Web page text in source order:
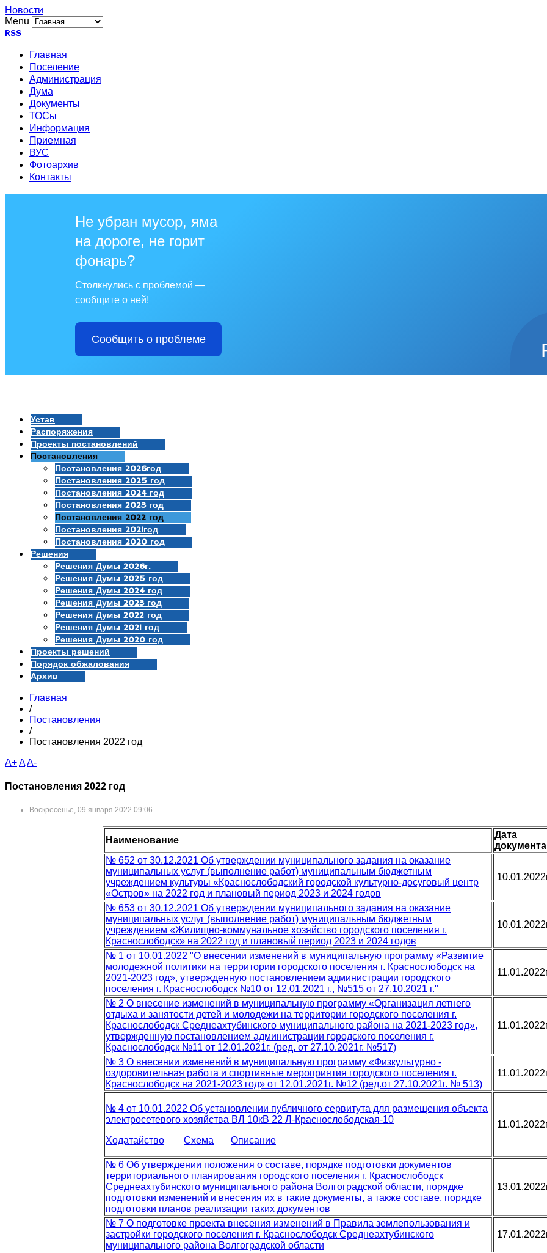
Новости
Menu
RSS
Главная
Поселение
Администрация
Дума
Документы
ТОСы
Информация
Приемная
ВУС
Фотоархив
Контакты
Не убран мусор, яма
на дороге, не горит
фонарь?
Столкнулись с проблемой —
сообщите о ней!
Сообщить о проблеме
Устав
Распоряжения
Проекты постановлений
Постановления
Постановления 2026год
Постановления 2025 год
Постановления 2024 год
Постановления 2023 год
Постановления 2022 год
Постановления 2021год
Постановления 2020 год
Решения
Решения Думы 2026г.
Решения Думы 2025 год
Решения Думы 2024 год
Решения Думы 2023 год
Решения Думы 2022 год
Решения Думы 2021 год
Решения Думы 2020 год
Проекты решений
Порядок обжалования
Архив
Главная
/
Постановления
/
Постановления 2022 год
A+AA-
Постановления 2022 год
Воскресенье, 09 января 2022 09:06
Наименование
Дата
документа
№ 652 от 30.12.2021 Об утверждении муниципального задания на оказание
муниципальных услуг (выполнение работ) муниципальным бюджетным
учреждением культуры «Краснослободский городской культурно-досуговый центр
«Остров» на 2022 год и плановый период 2023 и 2024 годов
№ 653 от 30.12.2021 Об утверждении муниципального задания на оказание
муниципальных услуг (выполнение работ) муниципальным бюджетным
учреждением «Жилищно-коммунальное хозяйство городского поселения г.
Краснослободск» на 2022 год и плановый период 2023 и 2024 годов
№ 1 от 10.01.2022 "О внесении изменений в муниципальную программу «Развитие
молодежной политики на территории городского поселения г. Краснослободск на
2021-2023 год», утвержденную постановлением администрации городского
поселения г. Краснослободск №10 от 12.01.2021 г., №515 от 27.10.2021 г."
№ 2 О внесение изменений в муниципальную программу «Организация летнего
отдыха и занятости детей и молодежи на территории городского поселения г.
Краснослободск Среднеахтубинского муниципального района на 2021-2023 год»,
утвержденную постановлением администрации городского поселения г.
Краснослободск №11 от 12.01.2021г. (ред. от 27.10.2021г. №517)
№ 3 О внесении изменений в муниципальную программу «Физкультурно -
оздоровительная работа и спортивные мероприятия городского поселения г.
Краснослободск на 2021-2023 год» от 12.01.2021г. №12 (ред.от 27.10.2021г. № 513)
№ 4 от 10.01.2022 Об установлении публичного сервитута для размещения объекта
электросетевого хозяйства ВЛ 10кВ 22 Л-Краснослободская-10
Ходатайство
Схема Описание
№ 6 Об утверждении положения о составе, порядке подготовки документов
территориального планирования городского поселения г. Краснослободск
Среднеахтубинского муниципального района Волгоградской области, порядке
подготовки изменений и внесения их в такие документы, а также составе, порядке
подготовки планов реализации таких документов
№ 7 О подготовке проекта внесения изменений в Правила землепользования и
застройки городского поселения г. Краснослободск Среднеахтубинского
муниципального района Волгоградской области